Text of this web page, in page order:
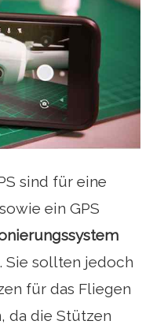
sind für eine
ein GPS
Sie sollten jedoch
für das Fliegen
da die Stützen